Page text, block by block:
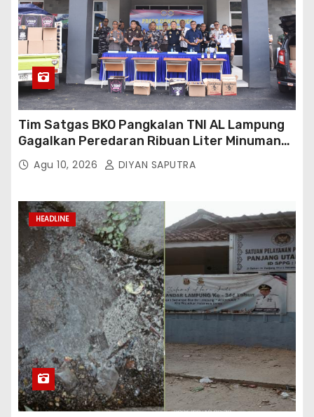
Tim Satgas BKO Pangkalan TNI AL Lampung
Gagalkan Peredaran Ribuan Liter Minuman
Keras Ilegal Di Pelabuhan Bakauheni
Agu 10, 2026 DIYAN SAPUTRA
HEADLINE